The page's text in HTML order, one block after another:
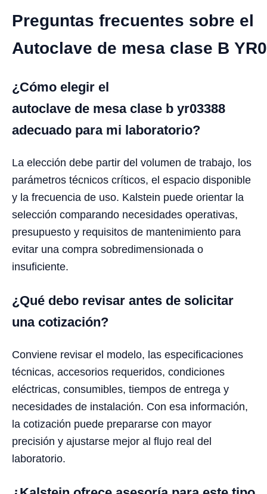
Preguntas frecuentes sobre el
Autoclave de mesa clase B
¿Cómo elegir el
autoclave de mesa clase b yr03388
adecuado para mi laboratorio?
La elección debe partir del volumen de trabajo, los
parámetros técnicos críticos, el espacio disponible
y la frecuencia de uso. Kalstein puede orientar la
selección comparando necesidades operativas,
presupuesto y requisitos de mantenimiento para
evitar una compra sobredimensionada o
insuficiente.
¿Qué debo revisar antes de solicitar
una cotización?
Conviene revisar el modelo, las especificaciones
técnicas, accesorios requeridos, condiciones
eléctricas, consumibles, tiempos de entrega y
necesidades de instalación. Con esa información,
la cotización puede prepararse con mayor
precisión y ajustarse mejor al flujo real del
laboratorio.